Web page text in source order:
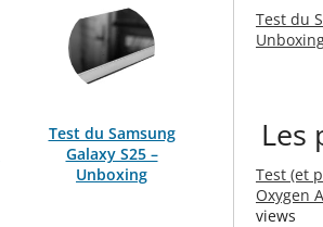
Test du Samsung
Galaxy S25 –
Unboxing
Test du
Les
Test (et
Oxygen
views